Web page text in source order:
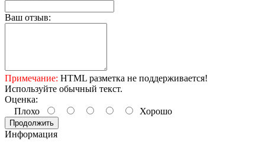
Ваш отзыв:
Примечание: HTML разметка не поддерживается!
Используйте обычный текст.
Оценка:
Плохо
Хорошо
Продолжить
Информация